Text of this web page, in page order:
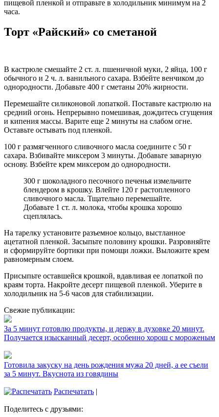
пищевой пленкой и отправьте в холодильник минимум на 2
часа.
Торт «Райский» со сметаной
В кастрюле смешайте 2 ст. л. пшеничной муки, 2 яйца, 100 г
обычного и 2 ч. л. ванильного сахара. Взбейте венчиком до
однородности. Добавьте 400 г сметаны 20% жирности.
Перемешайте силиконовой лопаткой. Поставьте кастрюлю на
средний огонь. Непрерывно помешивая, дождитесь сгущения
и кипения массы. Варите еще 2 минуты на слабом огне.
Оставьте остывать под пленкой.
100 г размягченного сливочного масла соедините с 50 г
сахара. Взбивайте миксером 3 минуты. Добавьте заварную
основу. Взбейте крем миксером до однородности.
300 г шоколадного песочного печенья измельчите
блендером в крошку. Влейте 120 г растопленного
сливочного масла. Тщательно перемешайте.
Добавьте 1 ст. л. молока, чтобы крошка хорошо
сцеплялась.
На тарелку установите разъемное кольцо, выстланное
ацетатной пленкой. Засыпьте половину крошки. Разровняйте
и сформируйте бортики при помощи ложки. Выложите крем
равномерным слоем.
Присыпьте оставшейся крошкой, вдавливая ее лопаткой по
краям торта. Накройте десерт пищевой пленкой. Уберите в
холодильник на 5-6 часов для стабилизации.
Свежие публикации:
За 5 минут готовлю продукты, и держу в духовке 20 минут.
Получается изысканный десерт, особенно хорош с мороженым
Готовила закуску на день рождения мужа 20 дней, а ее съели
за 5 минут. Вкуснота из говядины
Распечатать |
Поделитесь с друзьями: